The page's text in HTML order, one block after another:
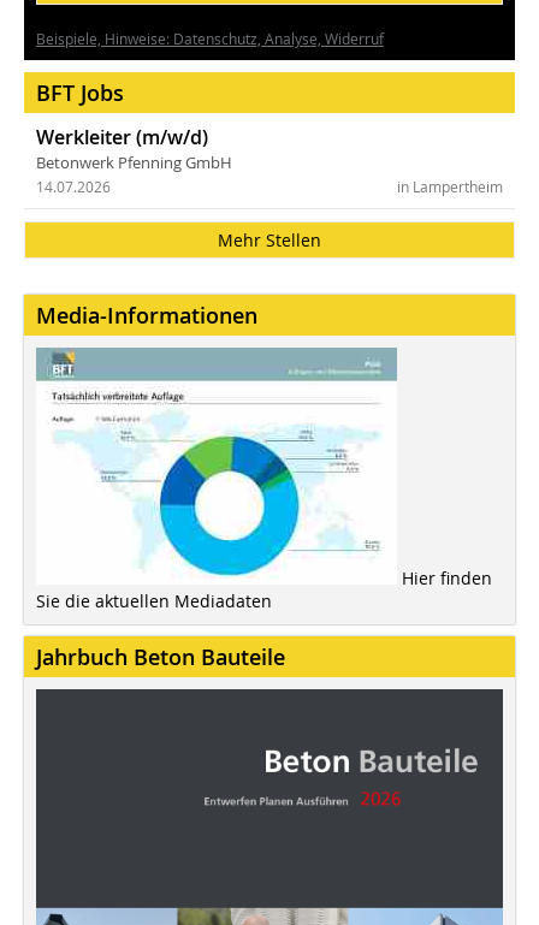
Beispiele, Hinweise: Datenschutz, Analyse, Widerruf
BFT Jobs
Werkleiter (m/w/d)
Betonwerk Pfenning GmbH
in Lampertheim
14.07.2026
Mehr Stellen
Media-Informationen
Hier finden
Sie die aktuellen Mediadaten
Jahrbuch Beton Bauteile